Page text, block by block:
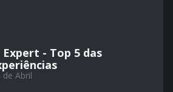
Expert - Top 5 das
de Abril